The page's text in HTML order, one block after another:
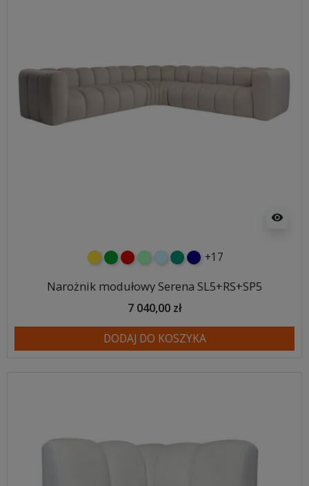
visibility
żółtyzielonyczerwony
miętowybłękitnyturkusowy
granatowy
+17
Narożnik modułowy Serena SL5+RS+SP5
7 040,00 zł
DODAJ DO KOSZYKA